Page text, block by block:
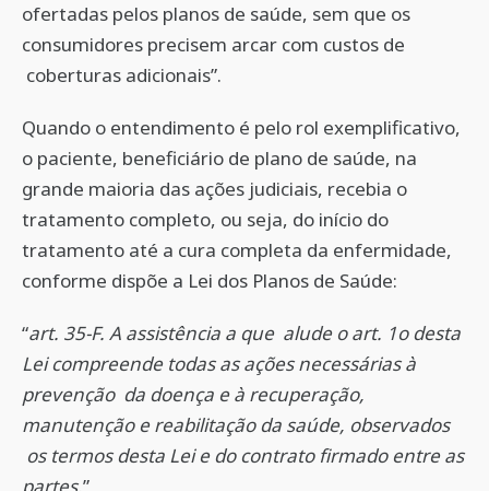
ofertadas pelos planos de saúde, sem que os
consumidores precisem arcar com custos de
coberturas adicionais”.
Quando o entendimento é pelo rol exemplificativo,
o paciente, beneficiário de plano de saúde, na
grande maioria das ações judiciais, recebia o
tratamento completo, ou seja, do início do
tratamento até a cura completa da enfermidade,
conforme dispõe a Lei dos Planos de Saúde:
“art. 35-F. A assistência a que alude o art. 1o desta
Lei compreende todas as ações necessárias à
prevenção da doença e à recuperação,
manutenção e reabilitação da saúde, observados
os termos desta Lei e do contrato firmado entre as